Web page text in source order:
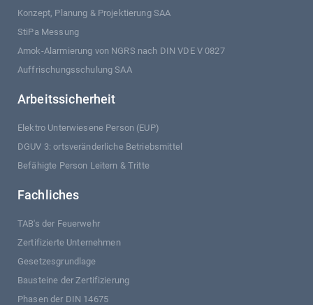
Konzept, Planung & Projektierung SAA
StiPa Messung
Amok-Alarmierung von NGRS nach DIN VDE V 0827
Auffrischungsschulung SAA
Arbeitssicherheit
Elektro Unterwiesene Person (EUP)
DGUV 3: ortsveränderliche Betriebsmittel
Befähigte Person Leitern & Tritte
Fachliches
TAB's der Feuerwehr
Zertifizierte Unternehmen
Gesetzesgrundlage
Bausteine der Zertifizierung
Phasen der DIN 14675